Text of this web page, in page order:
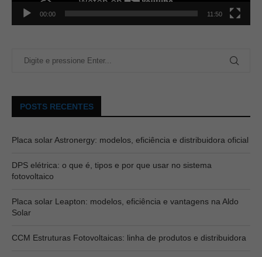
00:00 11:50
POSTS RECENTES
Placa solar Astronergy: modelos, eficiência e distribuidora oficial
DPS elétrica: o que é, tipos e por que usar no sistema
fotovoltaico
Placa solar Leapton: modelos, eficiência e vantagens na Aldo
Solar
CCM Estruturas Fotovoltaicas: linha de produtos e distribuidora